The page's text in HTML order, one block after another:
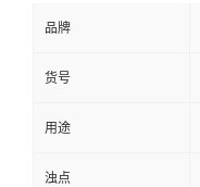
品牌
货号
用途
浊点